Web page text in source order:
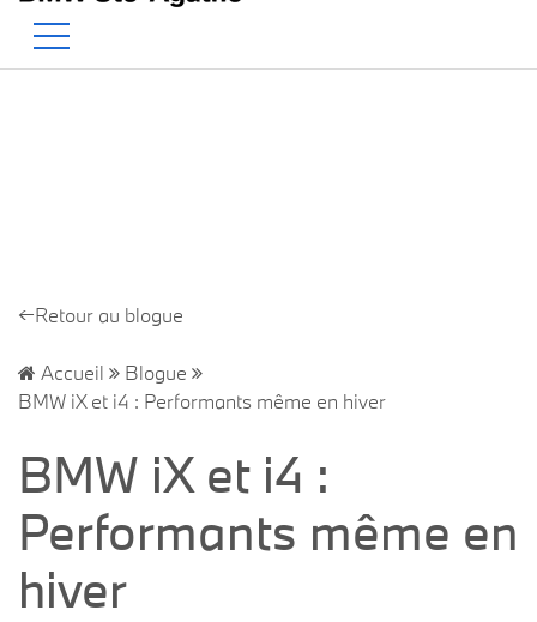
←Retour au blogue
Accueil
Blogue
BMW iX et i4 : Performants même en hiver
BMW iX et i4 :
Performants même en
hiver